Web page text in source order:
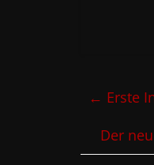
← Erste
Der